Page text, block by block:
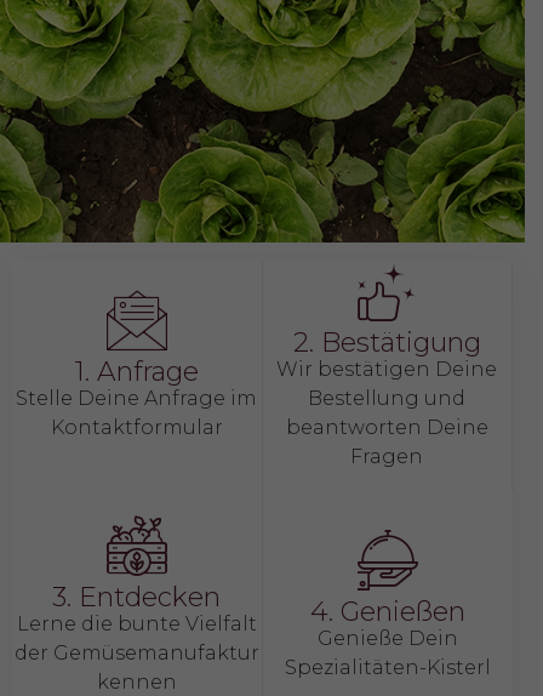
1. Anfrage
Stelle Deine Anfrage im
Kontaktformular
2. Bestätigung
Wir bestätigen Deine
Bestellung und
beantworten Deine
Fragen
3. Entdecken
Lerne die bunte Vielfalt
der Gemüsemanufaktur
kennen
4. Genießen
Genieße Dein
Spezialitäten-Kisterl